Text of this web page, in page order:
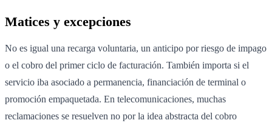
Matices y excepciones
No es igual una recarga voluntaria, un anticipo por riesgo de impago
o el cobro del primer ciclo de facturación. También importa si el
servicio iba asociado a permanencia, financiación de terminal o
promoción empaquetada. En telecomunicaciones, muchas
reclamaciones se resuelven no por la idea abstracta del cobro